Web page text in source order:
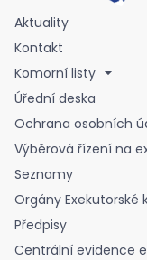
Aktuality
Kontakt
Komorní listy
Úřední deska
Ochrana osobních
Výběrová řízení na
Seznamy
Orgány Exekutorské
Předpisy
Centrální evidence